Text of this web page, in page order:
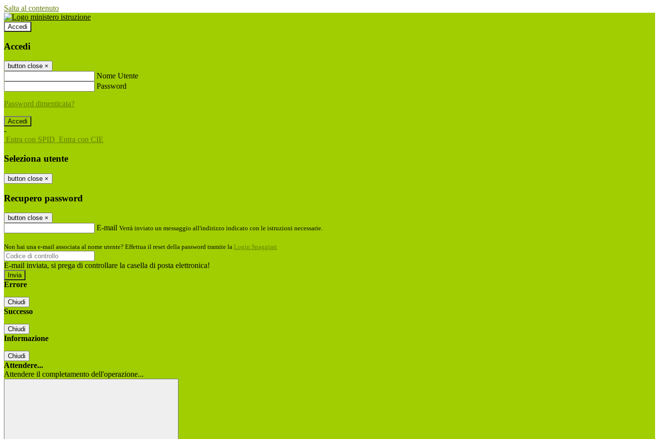
Salta al contenuto
Accedi
Accedi
button close ×
Nome Utente
Password
Password dimenticata?
-
Entra con SPID Entra con CIE
Seleziona utente
button close ×
Recupero password
button close ×
E-mail Verrà inviato un messaggio all'indirizzo indicato con le istruzioni necessarie.
Non hai una e-mail associata al nome utente? Effettua il reset della password tramite la Login Spaggiari
E-mail inviata, si prega di controllare la casella di posta elettronica!
Errore
Chiudi
Successo
Chiudi
Informazione
Chiudi
Attendere...
Attendere il completamento dell'operazione...